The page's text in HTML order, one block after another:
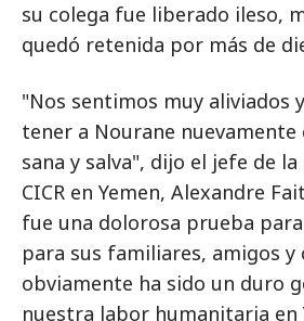
su colega fue liberado ileso,
quedó retenida por más de
"Nos sentimos muy aliviados
tener a Nourane
sana y salva", dijo el jefe de
CICR en Yemen, Alexandre
fue una dolorosa prueba
para sus familiares, amigos y
obviamente ha sido un duro
nuestra labor humanitaria en